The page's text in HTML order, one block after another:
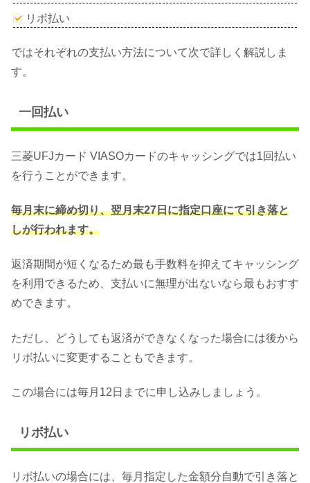
リボ払い
ではそれぞれの支払い方法について次で詳しく解説しま
す。
一回払い
三菱UFJカード VIASOカードのキャッシングでは1回払い
を行うことができます。
毎月末に締め切り、翌月末27日に指定口座にて引き落と
しが行われます。
返済期間が短くなるため最も手数料を抑えてキャッシング
を利用できるため、支払いに無理が出ないなら最もおすす
めできます。
ただし、どうしても返済ができなくなった場合には後から
リボ払いに変更することもできます。
この場合には毎月12日までに申し込みしましょう。
リボ払い
リボ払いの場合には、毎月指定した金額分自動で引き落と